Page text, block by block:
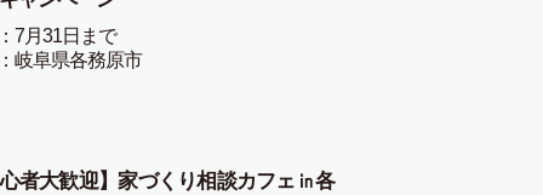
7月31日まで
岐阜県各務原市
心者大歓迎】家づくり相談カフェ㏌各